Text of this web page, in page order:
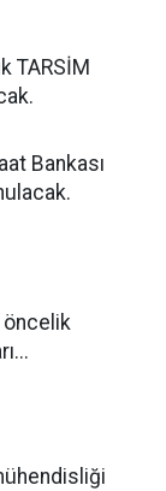
TARSİM
Bankası
öncelik